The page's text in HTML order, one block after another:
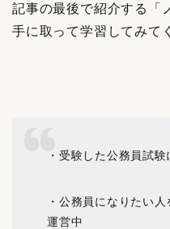
記事の最後で紹介する「
手に取って学習してみて
・受験した公務員試
・公務員になりたい
運営中